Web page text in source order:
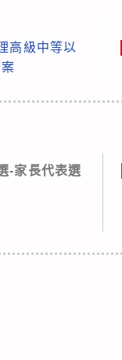
高級中等以
-家長代表選